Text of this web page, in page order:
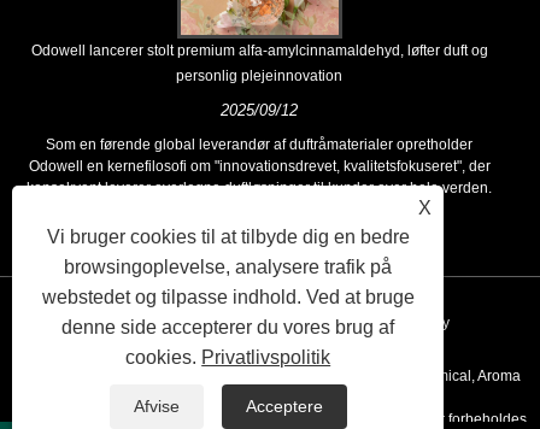
Odowell lancerer stolt premium alfa-amylcinnamaldehyd, løfter duft og
personlig plejeinnovation
2025/09/12
Som en førende global leverandør af duftråmaterialer opretholder
Odowell en kernefilosofi om "innovationsdrevet, kvalitetsfokuseret", der
konsekvent leverer overlegne duftløsninger til kunder over hele verden.
Links Sitemap RSS XML Privacy Policy
Copyright © 2020 Kunshan Odowell co., Ltd - China Aroma Chemical, Aroma
Ingredient Producenter, Essential Oil Leverandører Alle rettigheder forbeholdes.
X
Vi bruger cookies til at tilbyde dig en bedre
browsingoplevelse, analysere trafik på
webstedet og tilpasse indhold. Ved at bruge
denne side accepterer du vores brug af
cookies. Privatlivspolitik
Afvise Acceptere